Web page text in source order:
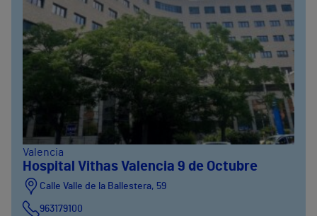
Valencia
Hospital Vithas Valencia 9 de Octubre
Calle Valle de la Ballestera, 59
963179100